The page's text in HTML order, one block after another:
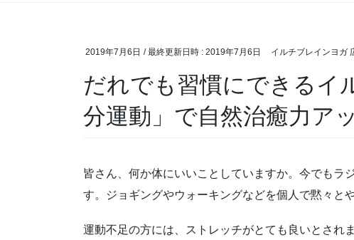
2019年7月6日 / 最終更新日時 : 2019年7月6日 イルチブレインヨガ
だれでも習慣にできるイ
分運動」で自然治癒力ア
皆さん、何か体にいいことしていますか。今でもラ
す。ジョギングやウォーキングなどを個人で黙々と
運動不足の方には、ストレッチがとても良いとされ